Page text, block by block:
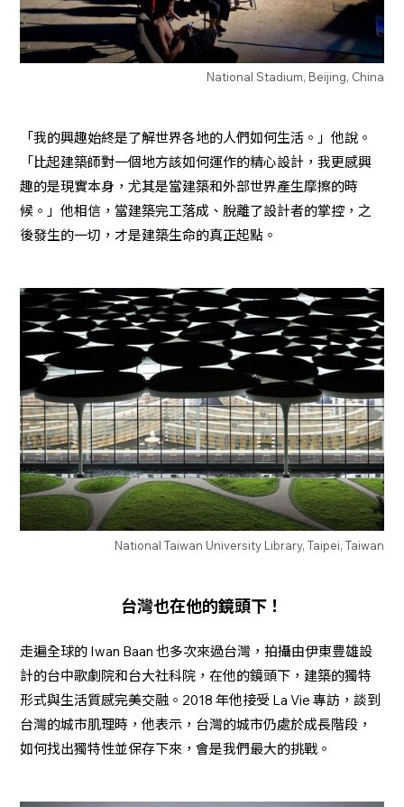
National Stadium, Beijing, China
「我的興趣始終是了解世界各地的人們如何生活。」他說。
「比起建築師對一個地方該如何運作的精心設計，我更感興
趣的是現實本身，尤其是當建築和外部世界產生摩擦的時
候。」他相信，當建築完工落成、脫離了設計者的掌控，之
後發生的一切，才是建築生命的真正起點。
National Taiwan University Library, Taipei, Taiwan
台灣也在他的鏡頭下！
走遍全球的 Iwan Baan 也多次來過台灣，拍攝由伊東豊雄設
計的台中歌劇院和台大社科院，在他的鏡頭下，建築的獨特
形式與生活質感完美交融。2018 年他接受 La Vie 專訪，談到
台灣的城市肌理時，他表示，台灣的城市仍處於成長階段，
如何找出獨特性並保存下來，會是我們最大的挑戰。